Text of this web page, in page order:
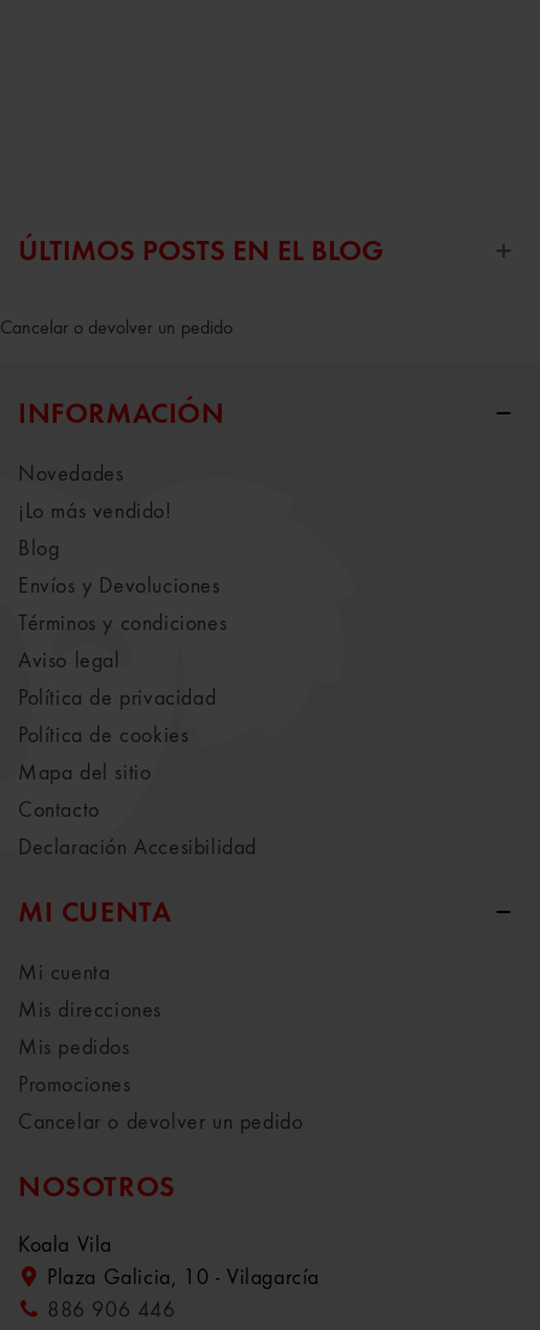
ÚLTIMOS POSTS EN EL BLOG
Cancelar o devolver un pedido
INFORMACIÓN
Novedades
¡Lo más vendido!
Blog
Envíos y Devoluciones
Términos y condiciones
Aviso legal
Política de privacidad
Política de cookies
Mapa del sitio
Contacto
Declaración Accesibilidad
MI CUENTA
Mi cuenta
Mis direcciones
Mis pedidos
Promociones
Cancelar o devolver un pedido
NOSOTROS
Koala Vila
Plaza Galicia, 10 - Vilagarcía
886 906 446